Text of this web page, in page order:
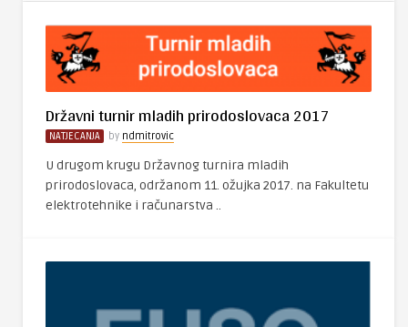
Državni turnir mladih prirodoslovaca 2017
NATJECANJA by ndmitrovic
U drugom krugu Državnog turnira mladih
prirodoslovaca, održanom 11. ožujka 2017. na Fakultetu
elektrotehnike i računarstva ..